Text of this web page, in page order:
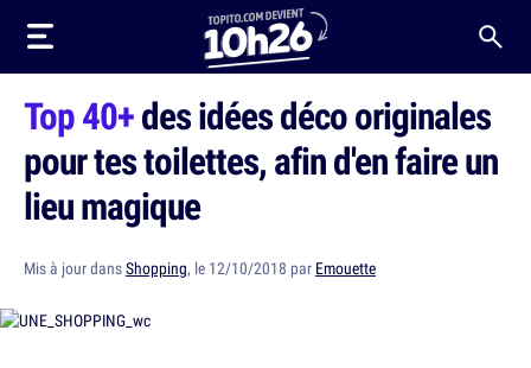
Top 40+des idées déco originales
pour tes toilettes, afin d'en faire un
lieu magique
Mis à jour dansShopping, le 12/10/2018 par Emouette